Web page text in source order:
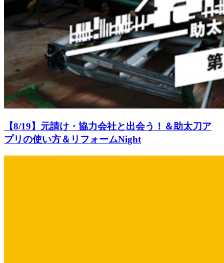
【8/19】元請け・協力会社と出会う！＆助太刀ア
プリの使い方＆リフォームNight